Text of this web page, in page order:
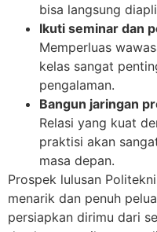
bisa langsung
Ikuti seminar dan
Memperluas
kelas sangat
pengalaman.
Bangun jaringan
Relasi yang kuat
praktisi akan
masa depan.
Prospek lulusan
menarik dan penuh
persiapkan dirimu dari